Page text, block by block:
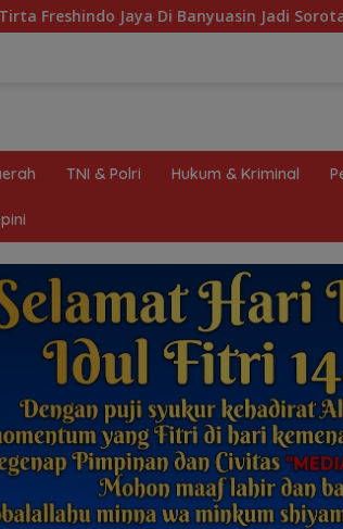
Jadi Sorotan: Publik Tuntut
TNI & Polri Hukum & Kriminal